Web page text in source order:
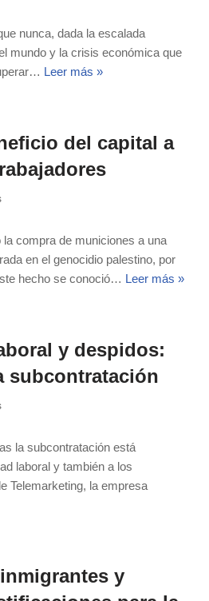
nunca, dada la escalada
mundo y la crisis económica que
Leer más »
del capital a
compra de municiones a una
en el genocidio palestino, por
hecho se conoció… Leer más »
y despidos:
subcontratación
la subcontratación está
laboral y también a los
Telemarketing, la empresa
y